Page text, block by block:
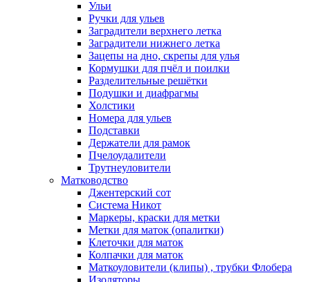
Ульи
Ручки для ульев
Заградители верхнего летка
Заградители нижнего летка
Зацепы на дно, скрепы для улья
Кормушки для пчёл и поилки
Разделительные решётки
Подушки и диафрагмы
Холстики
Номера для ульев
Подставки
Держатели для рамок
Пчелоудалители
Трутнеуловители
Матководство
Джентерский сот
Система Никот
Маркеры, краски для метки
Метки для маток (опалитки)
Клеточки для маток
Колпачки для маток
Маткоуловители (клипы) , трубки Флобера
Изоляторы